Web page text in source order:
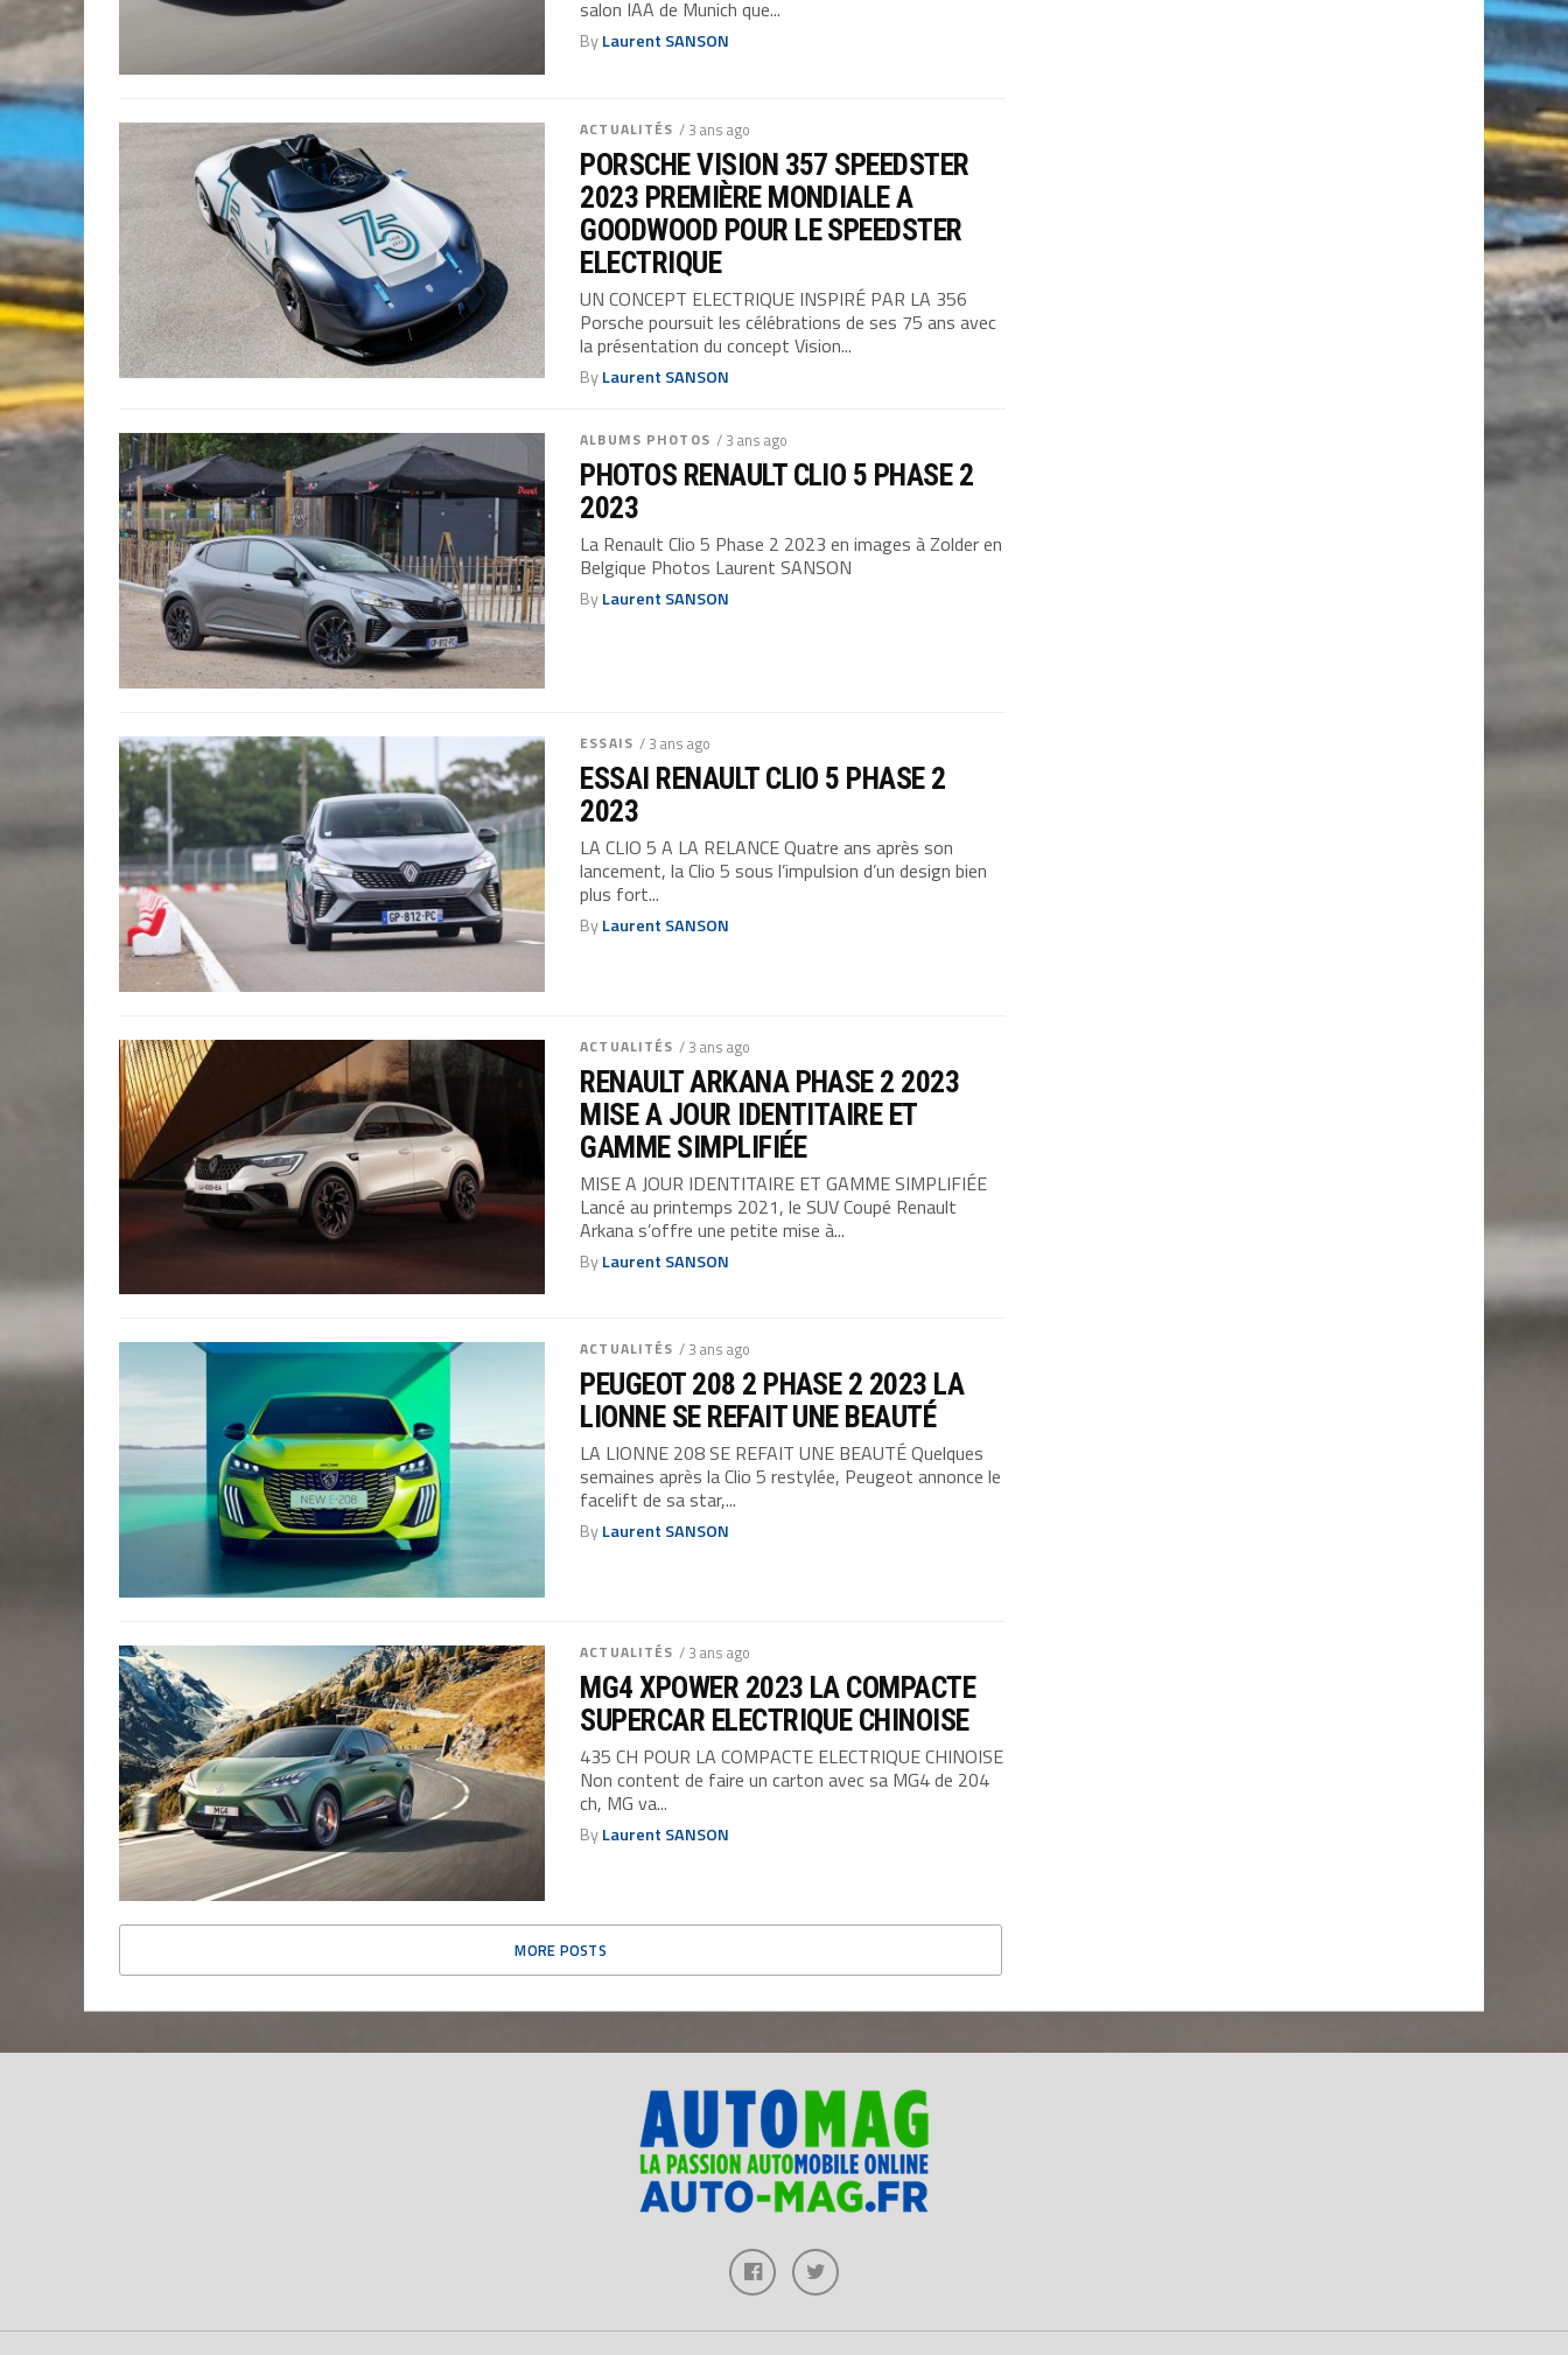
salon IAA de Munich que...
ByLaurent SANSON
ACTUALITÉS / 3 ans ago
PORSCHE VISION 357 SPEEDSTER
2023 PREMIÈRE MONDIALE A
GOODWOOD POUR LE SPEEDSTER
ELECTRIQUE
UN CONCEPT ELECTRIQUE INSPIRÉ PAR LA 356
Porsche poursuit les célébrations de ses 75 ans avec
la présentation du concept Vision...
ByLaurent SANSON
ALBUMS PHOTOS / 3 ans ago
PHOTOS RENAULT CLIO 5 PHASE 2
2023
La Renault Clio 5 Phase 2 2023 en images à Zolder en
Belgique Photos Laurent SANSON
ByLaurent SANSON
ESSAIS / 3 ans ago
ESSAI RENAULT CLIO 5 PHASE 2
2023
LA CLIO 5 A LA RELANCE Quatre ans après son
lancement, la Clio 5 sous l’impulsion d’un design bien
plus fort...
ByLaurent SANSON
ACTUALITÉS / 3 ans ago
RENAULT ARKANA PHASE 2 2023
MISE A JOUR IDENTITAIRE ET
GAMME SIMPLIFIÉE
MISE A JOUR IDENTITAIRE ET GAMME SIMPLIFIÉE
Lancé au printemps 2021, le SUV Coupé Renault
Arkana s’offre une petite mise à...
ByLaurent SANSON
ACTUALITÉS / 3 ans ago
PEUGEOT 208 2 PHASE 2 2023 LA
LIONNE SE REFAIT UNE BEAUTÉ
LA LIONNE 208 SE REFAIT UNE BEAUTÉ Quelques
semaines après la Clio 5 restylée, Peugeot annonce le
facelift de sa star,...
ByLaurent SANSON
ACTUALITÉS / 3 ans ago
MG4 XPOWER 2023 LA COMPACTE
SUPERCAR ELECTRIQUE CHINOISE
435 CH POUR LA COMPACTE ELECTRIQUE CHINOISE
Non content de faire un carton avec sa MG4 de 204
ch, MG va...
ByLaurent SANSON
MORE POSTS